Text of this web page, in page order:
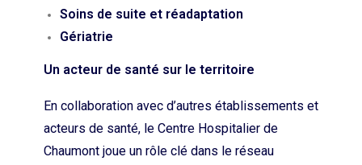
Soins de suite et réadaptation
Gériatrie
Un acteur de santé sur le territoire
En collaboration avec d’autres établissements et
acteurs de santé, le Centre Hospitalier de
Chaumont joue un rôle clé dans le réseau